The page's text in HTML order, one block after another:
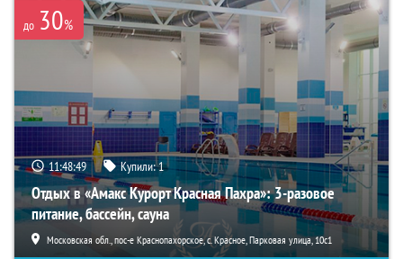
до 30%
11:48:47 Купили:1
Отдых в «Амакс Курорт ‎Красная Пахра»: 3-разовое
питание, бассейн, сауна
Московская обл., пос-е Краснопахорское, с. Красное, Парковая улица, 10с1